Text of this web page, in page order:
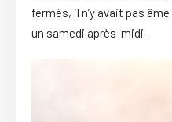
fermés, il n’y avait pas
un samedi après-midi.